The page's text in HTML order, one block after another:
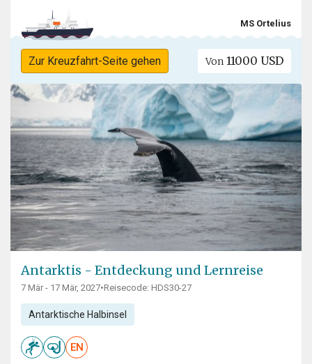
MS Ortelius
Zur Kreuzfahrt-Seite gehen Von 11000 USD
Antarktis - Entdeckung und Lernreise
7 Mär - 17 Mär, 2027•Reisecode: HDS30-27
Antarktische Halbinsel
EN